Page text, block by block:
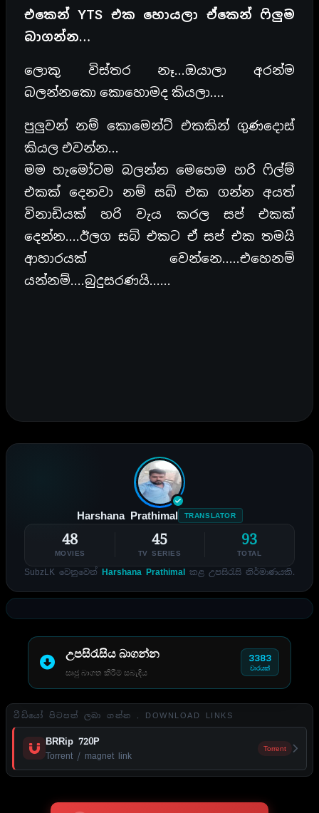
එකෙන් YTS එක හොයලා ඒකෙන් ෆිලුම
බාගන්න…
ලොකු විස්තර නෑ…ඔයාලා අරන්ම
බලන්නකො කොහොමද කියලා….
පුලුවන් නම් කොමෙන්ට් එකකින් ගුණදොස්
කියල එවන්න…
මම හැමෝටම බලන්න මෙහෙම හරි ෆිල්ම්
එකක් දෙනවා නම් සබ් එක ගන්න අයත්
විනාඩියක් හරි වැය කරල සප් එකක්
දෙන්න….ඊලග සබ් එකට ඒ සප් එක තමයි
ආහාරයක් වෙන්නෙ…..එහෙනම්
යන්නම්….බුදුසරණයි……
Harshana Prathimal TRANSLATOR
48
MOVIES
45
TV SERIES
93
TOTAL
SubzLK වෙනුවෙන් Harshana Prathimal කළ උපසිරැසි නිර්මාණයකි.
උපසිරැසිය බාගන්න
සෘජු බාගත කිරීම් සබැඳිය
3383
වාරයක්
වීඩියෝ පිටපත් ලබා ගන්න . DOWNLOAD LINKS
BRRip 720P
Torrent / magnet link
Torrent